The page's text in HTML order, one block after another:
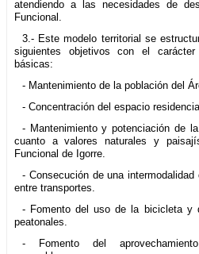
atendiendo a las necesidades de
Funcional.
3.- Este modelo territorial se
siguientes objetivos con el carácter
básicas:
- Mantenimiento de la población del
- Concentración del espacio residencial.
- Mantenimiento y potenciación de
cuanto a valores naturales y
Funcional de Igorre.
- Consecución de una
entre transportes.
- Fomento del uso de la bicicleta y
peatonales.
- Fomento del